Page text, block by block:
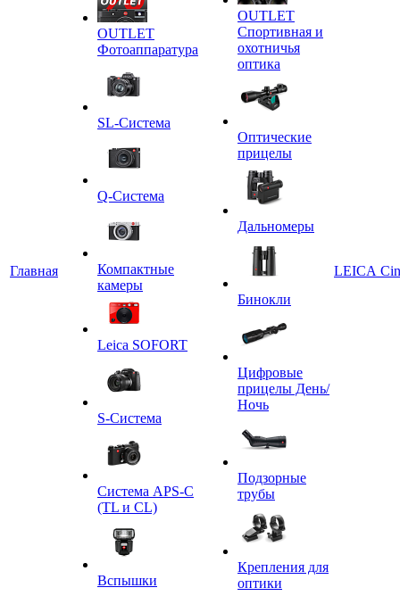
Главная
OUTLET
Фотоаппаратура
SL-Система
Q-Cистема
Компактные
камеры
Leica SOFORT
S-Система
Система APS-C
(TL и CL)
Вспышки
OUTLET
Спортивная и
охотничья
оптика
Оптические
прицелы
Дальномеры
Бинокли
Цифровые
прицелы День/
Ночь
Подзорные
трубы
Крепления для
оптики
LEICA